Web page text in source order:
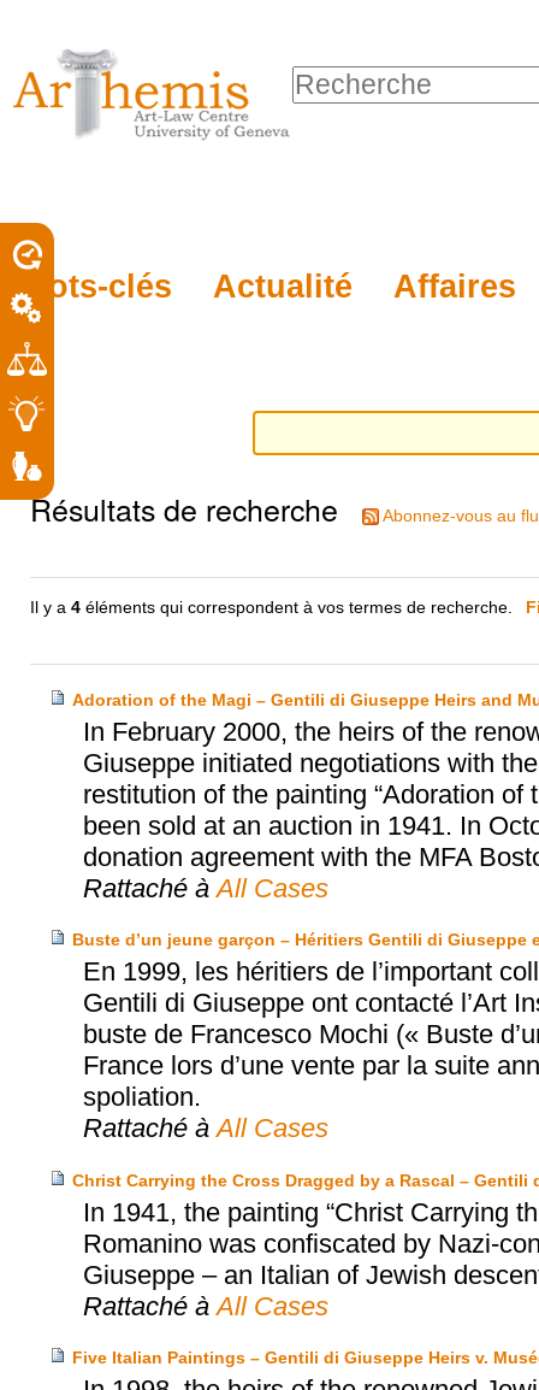
personnels
contenu.
à
la
navigation
Mots-clés Actualité Affaires
Chercher par
Résultats de recherche Abonnez-vous au
Il y a4 éléments qui correspondent à vos termes de recherche.
Adoration of the Magi – Gentili di Giuseppe Heirs and
In February 2000, the heirs of the
Giuseppe initiated negotiations with
restitution of the painting “Adoration
been sold at an auction in 1941. In
donation agreement with the MFA
Rattaché à All Cases
Buste d’un jeune garçon – Héritiers Gentili di Giuseppe
En 1999, les héritiers de l’important
Gentili di Giuseppe ont contacté l’Art
buste de Francesco Mochi (« Buste
France lors d’une vente par la suite
spoliation.
Rattaché à All Cases
Christ Carrying the Cross Dragged by a Rascal – Gentili
In 1941, the painting “Christ Carrying
Romanino was confiscated by Nazi-
Giuseppe – an Italian of Jewish
Rattaché à All Cases
Five Italian Paintings – Gentili di Giuseppe Heirs v.